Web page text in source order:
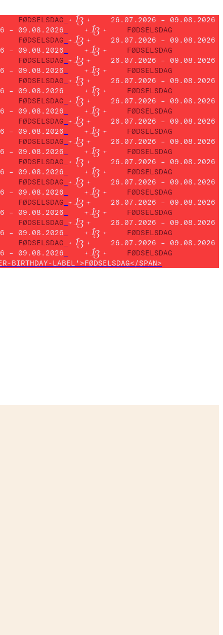
FØDSELSDAG
26.07.2026 – 09.08.2026
– 09.08.2026
FØDSELSDAG
FØDSELSDAG
26.07.2026 – 09.08.2026
– 09.08.2026
FØDSELSDAG
FØDSELSDAG
26.07.2026 – 09.08.2026
– 09.08.2026
FØDSELSDAG
FØDSELSDAG
26.07.2026 – 09.08.2026
– 09.08.2026
FØDSELSDAG
FØDSELSDAG
26.07.2026 – 09.08.2026
– 09.08.2026
FØDSELSDAG
FØDSELSDAG
26.07.2026 – 09.08.2026
– 09.08.2026
FØDSELSDAG
FØDSELSDAG
26.07.2026 – 09.08.2026
– 09.08.2026
FØDSELSDAG
FØDSELSDAG
26.07.2026 – 09.08.2026
– 09.08.2026
FØDSELSDAG
FØDSELSDAG
26.07.2026 – 09.08.2026
– 09.08.2026
FØDSELSDAG
FØDSELSDAG
26.07.2026 – 09.08.2026
– 09.08.2026
FØDSELSDAG
FØDSELSDAG
26.07.2026 – 09.08.2026
– 09.08.2026
FØDSELSDAG
FØDSELSDAG
26.07.2026 – 09.08.2026
– 09.08.2026
FØDSELSDAG
LABEL'>FØDSELSDAG</SPAN>